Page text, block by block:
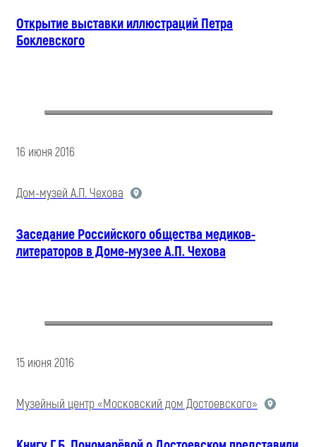
Открытие выставки иллюстраций Петра
Боклевского
16 июня 2016
Дом-музей А.П. Чехова
Заседание Российского общества медиков-
литераторов в Доме-музее А.П. Чехова
15 июня 2016
Музейный центр «Московский дом Достоевского»